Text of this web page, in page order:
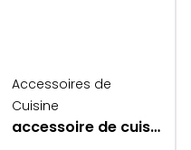
Accessoires de
Cuisine
accessoire de cuisine Rabatablle ( ascenseur) avec coté en verre KAV